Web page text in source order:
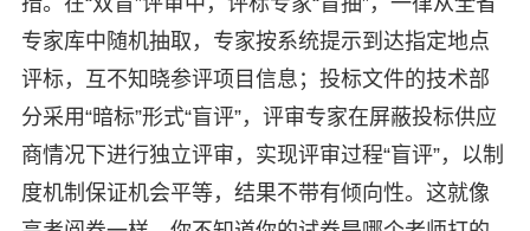
专家库中随机抽取，专家按系统提示到达指定地点
评标，互不知晓参评项目信息；投标文件的技术部
分采用“暗标”形式“盲评”，评审专家在屏蔽投标供应
商情况下进行独立评审，实现评审过程“盲评”，以制
度机制保证机会平等，结果不带有倾向性。这就像